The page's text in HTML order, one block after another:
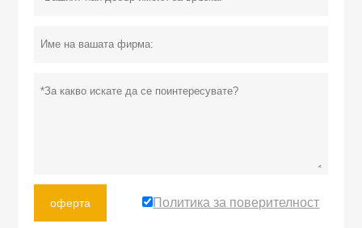
оферта Политика за поверителност